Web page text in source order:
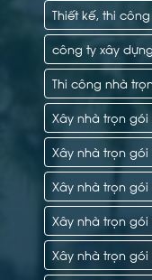
Thiết kế, thi
công ty xây
Thi công nhà
Xây nhà trọn gói
Xây nhà trọn gói
Xây nhà trọn gói
Xây nhà trọn gói
Xây nhà trọn gói